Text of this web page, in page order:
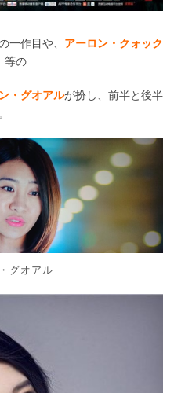
一作目や、 アーロン・クォック
等の
・グオアルが扮し、前半と後半
グオアル